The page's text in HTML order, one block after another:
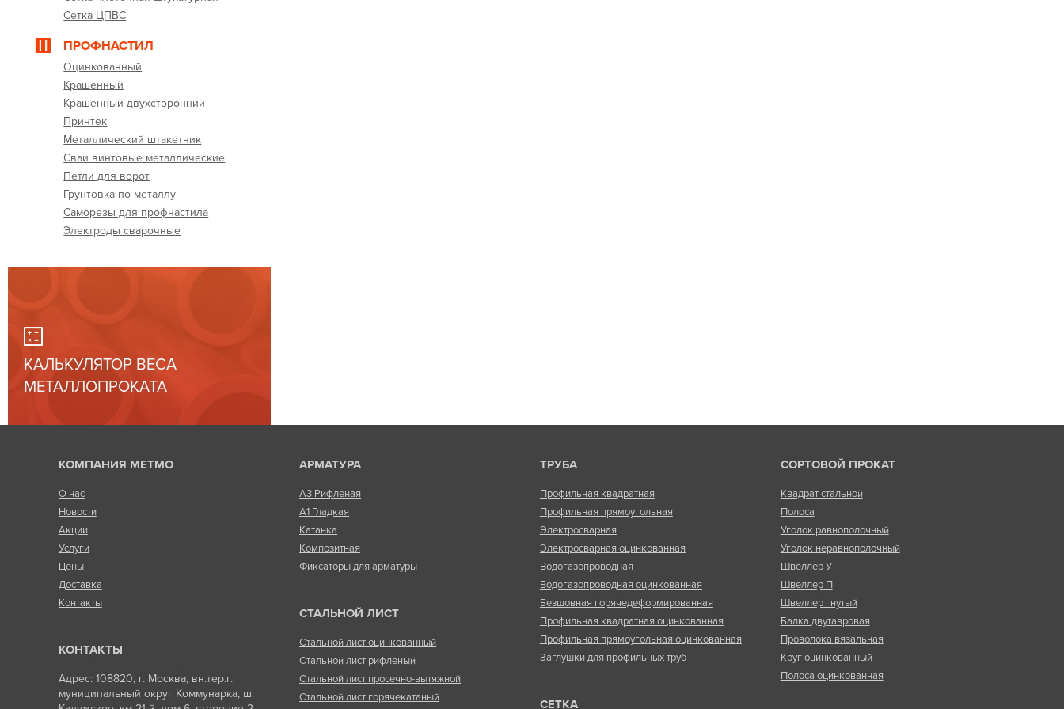
Сетка ЦПВС
ПРОФНАСТИЛ
Оцинкованный
Крашенный
Крашенный двухсторонний
Принтек
Металлический штакетник
Сваи винтовые металлические
Петли для ворот
Грунтовка по металлу
Саморезы для профнастила
Электроды сварочные
КАЛЬКУЛЯТОР ВЕСА
МЕТАЛЛОПРОКАТА
КОМПАНИЯ МЕТМО
О нас
Новости
Акции
Услуги
Цены
Доставка
Контакты
КОНТАКТЫ
Адрес: 108820, г. Москва, вн.тер.г.
муниципальный округ Коммунарка, ш.
АРМАТУРА
А3 Рифленая
А1 Гладкая
Катанка
Композитная
Фиксаторы для арматуры
СТАЛЬНОЙ ЛИСТ
Стальной лист оцинкованный
Стальной лист рифленый
Стальной лист просечно-вытяжной
Стальной лист горячекатаный
ТРУБА
Профильная квадратная
Профильная прямоугольная
Электросварная
Электросварная оцинкованная
Водогазопроводная
Водогазопроводная оцинкованная
Безшовная горячедеформированная
Профильная квадратная оцинкованная
Профильная прямоугольная оцинкованная
Заглушки для профильных труб
СЕТКА
СОРТОВОЙ ПРОКАТ
Квадрат стальной
Полоса
Уголок равнополочный
Уголок неравнополочный
Швеллер У
Швеллер П
Швеллер гнутый
Балка двутавровая
Проволока вязальная
Круг оцинкованный
Полоса оцинкованная